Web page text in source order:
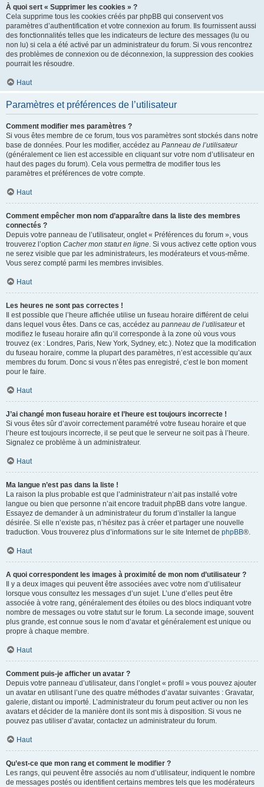
À quoi sert « Supprimer les cookies » ?
Cela supprime tous les cookies créés par phpBB qui conservent vos
paramètres d’authentification et votre connexion au forum. Ils fournissent aussi
des fonctionnalités telles que les indicateurs de lecture des messages (lu ou
non lu) si cela a été activé par un administrateur du forum. Si vous rencontrez
des problèmes de connexion ou de déconnexion, la suppression des cookies
pourrait les résoudre.
Haut
Paramètres et préférences de l’utilisateur
Comment modifier mes paramètres ?
Si vous êtes membre de ce forum, tous vos paramètres sont stockés dans notre
base de données. Pour les modifier, accédez au Panneau de l’utilisateur
(généralement ce lien est accessible en cliquant sur votre nom d’utilisateur en
haut des pages du forum). Cela vous permettra de modifier tous les
paramètres et préférences de votre compte.
Haut
Comment empêcher mon nom d’apparaître dans la liste des membres
connectés ?
Depuis votre panneau de l’utilisateur, onglet « Préférences du forum », vous
trouverez l’option Cacher mon statut en ligne. Si vous activez cette option vous
ne serez visible que par les administrateurs, les modérateurs et vous-même.
Vous serez compté parmi les membres invisibles.
Haut
Les heures ne sont pas correctes !
Il est possible que l’heure affichée utilise un fuseau horaire différent de celui
dans lequel vous êtes. Dans ce cas, accédez au panneau de l’utilisateuret
modifiez le fuseau horaire afin qu’il corresponde à la zone où vous vous
trouvez (ex : Londres, Paris, New York, Sydney, etc.). Notez que la modification
du fuseau horaire, comme la plupart des paramètres, n’est accessible qu’aux
membres du forum. Donc si vous n’êtes pas enregistré, c’est le bon moment
pour le faire.
Haut
J’ai changé mon fuseau horaire et l’heure est toujours incorrecte !
Si vous êtes sûr d’avoir correctement paramétré votre fuseau horaire et que
l’heure est toujours incorrecte, il se peut que le serveur ne soit pas à l’heure.
Signalez ce problème à un administrateur.
Haut
Ma langue n’est pas dans la liste !
La raison la plus probable est que l’administrateur n’ait pas installé votre
langue ou bien que personne n’ait encore traduit phpBB dans votre langue.
Essayez de demander à un administrateur du forum d’installer la langue
désirée. Si elle n’existe pas, n’hésitez pas à créer et partager une nouvelle
traduction. Vous trouverez plus d’informations sur le site Internet de phpBB®.
Haut
A quoi correspondent les images à proximité de mon nom d’utilisateur ?
Il y a deux images qui peuvent être associées avec votre nom d’utilisateur
lorsque vous consultez les messages d’un sujet. L’une d’elles peut être
associée à votre rang, généralement des étoiles ou des blocs indiquant votre
nombre de messages ou votre statut sur le forum. La seconde image, souvent
plus grande, est connue sous le nom d’avatar et généralement est unique ou
propre à chaque membre.
Haut
Comment puis-je afficher un avatar ?
Depuis votre panneau d’utilisateur, dans l’onglet « profil » vous pouvez ajouter
un avatar en utilisant l’une des quatre méthodes d’avatar suivantes : Gravatar,
galerie, distant ou importé. L’administrateur du forum peut activer ou non les
avatars et décider de la manière dont ils sont mis à disposition. Si vous ne
pouvez pas utiliser d’avatar, contactez un administrateur du forum.
Haut
Qu’est-ce que mon rang et comment le modifier ?
Les rangs, qui peuvent être associés au nom d’utilisateur, indiquent le nombre
de messages postés ou identifient certains membres tels que les modérateurs